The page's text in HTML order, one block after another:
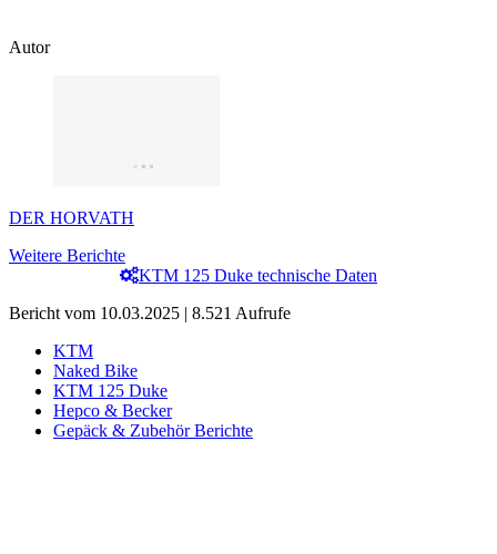
Autor
DER HORVATH
Weitere Berichte
KTM 125 Duke technische Daten
Bericht vom 10.03.2025 | 8.521 Aufrufe
KTM
Naked Bike
KTM 125 Duke
Hepco & Becker
Gepäck & Zubehör Berichte